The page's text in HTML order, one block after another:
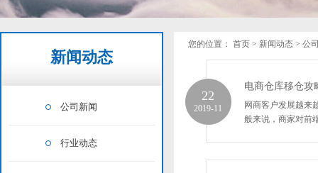
新闻动态
公司新闻
行业动态
您的位置： 首页 > 新闻动态 > 公
电商仓库移仓攻
网商客户发展越来
般来说，商家对前
22
2019-11